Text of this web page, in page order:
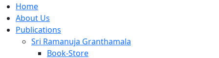
Home
About Us
Publications
Sri Ramanuja Granthamala
Book-Store